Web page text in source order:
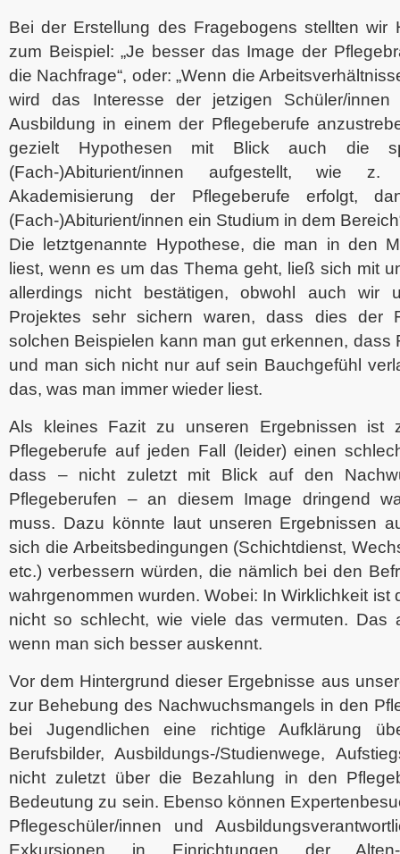
Bei der Erstellung des Fragebogens stellten wir
zum Beispiel: „Je besser das Image der
die Nachfrage“, oder: „Wenn die
wird das Interesse der jetzigen Schüler/
Ausbildung in einem der Pflegeberufe
gezielt Hypothesen mit Blick auch die
(Fach-)Abiturient/innen aufgestellt, wie
Akademisierung der Pflegeberufe erfolgt,
(Fach-)Abiturient/innen ein Studium in dem
Die letztgenannte Hypothese, die man in den
liest, wenn es um das Thema geht, ließ sich mit
allerdings nicht bestätigen, obwohl auch wir
Projektes sehr sichern waren, dass dies der
solchen Beispielen kann man gut erkennen, dass
und man sich nicht nur auf sein Bauchgefühl
das, was man immer wieder liest.
Als kleines Fazit zu unseren Ergebnissen ist
Pflegeberufe auf jeden Fall (leider) einen
dass – nicht zuletzt mit Blick auf den
Pflegeberufen – an diesem Image dringend
muss. Dazu könnte laut unseren Ergebnissen
sich die Arbeitsbedingungen (Schichtdienst,
etc.) verbessern würden, die nämlich bei den
wahrgenommen wurden. Wobei: In Wirklichkeit ist
nicht so schlecht, wie viele das vermuten. Das
wenn man sich besser auskennt.
Vor dem Hintergrund dieser Ergebnisse aus
zur Behebung des Nachwuchsmangels in den
bei Jugendlichen eine richtige Aufklärung
Berufsbilder, Ausbildungs-/Studienwege,
nicht zuletzt über die Bezahlung in den
Bedeutung zu sein. Ebenso können
Pflegeschüler/innen und
Exkursionen in Einrichtungen der